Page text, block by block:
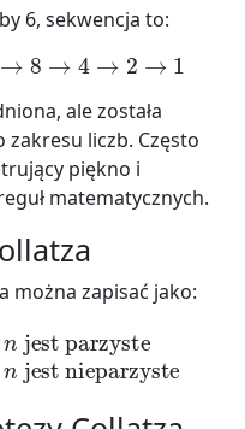
6, sekwencja to:
→8→ 4→ → 1
ale została
liczb. Często
piękno i
matematycznych.
można zapisać jako:
3n jeśli